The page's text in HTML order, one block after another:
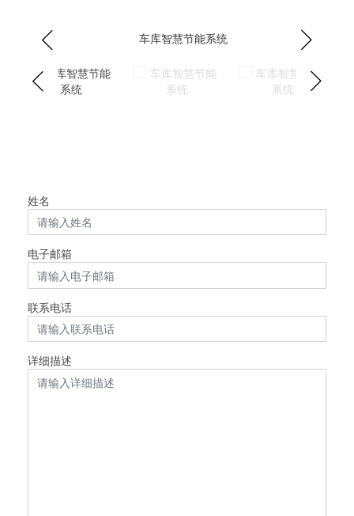
姓名
电子邮箱
联系电话
详细描述